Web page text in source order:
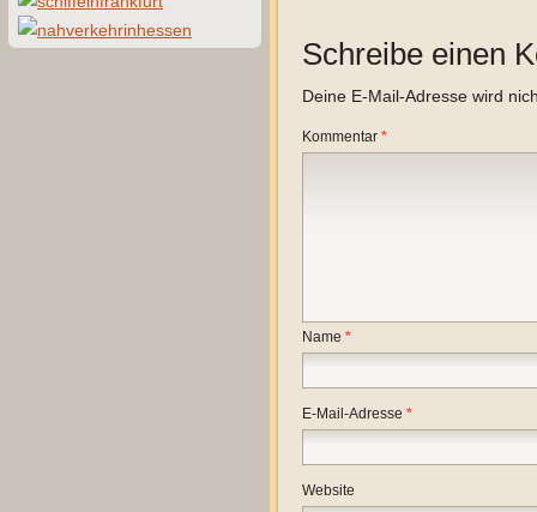
Schreibe einen
Deine E-Mail-Adresse wird
Kommentar *
Name *
E-Mail-Adresse *
Website